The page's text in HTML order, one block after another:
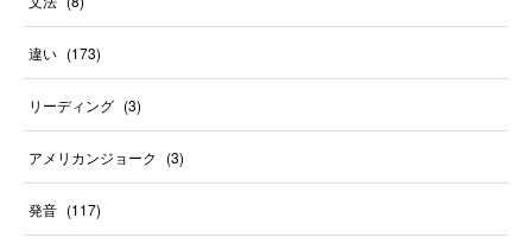
違い (173)
リーディング (3)
アメリカンジョーク (3)
発音 (117)